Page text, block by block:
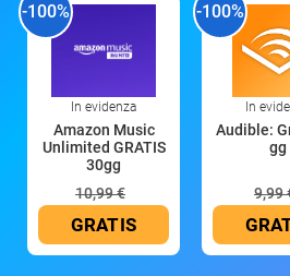
-100%
In evidenza
Amazon Music
Unlimited GRATIS
30gg
10,99 €
GRATIS
-100%
In
Audible:
gg
9,99